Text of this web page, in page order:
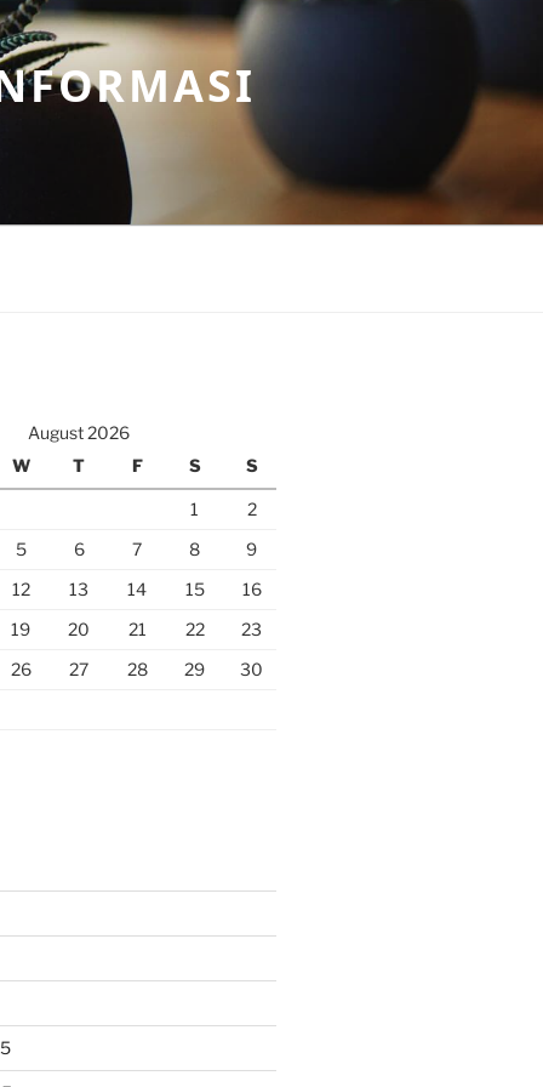
August 2026
W T F S S
1
2
5 6 7 8
9
12 13 14 15
16
19 20 21 22
23
26 27 28 29
30